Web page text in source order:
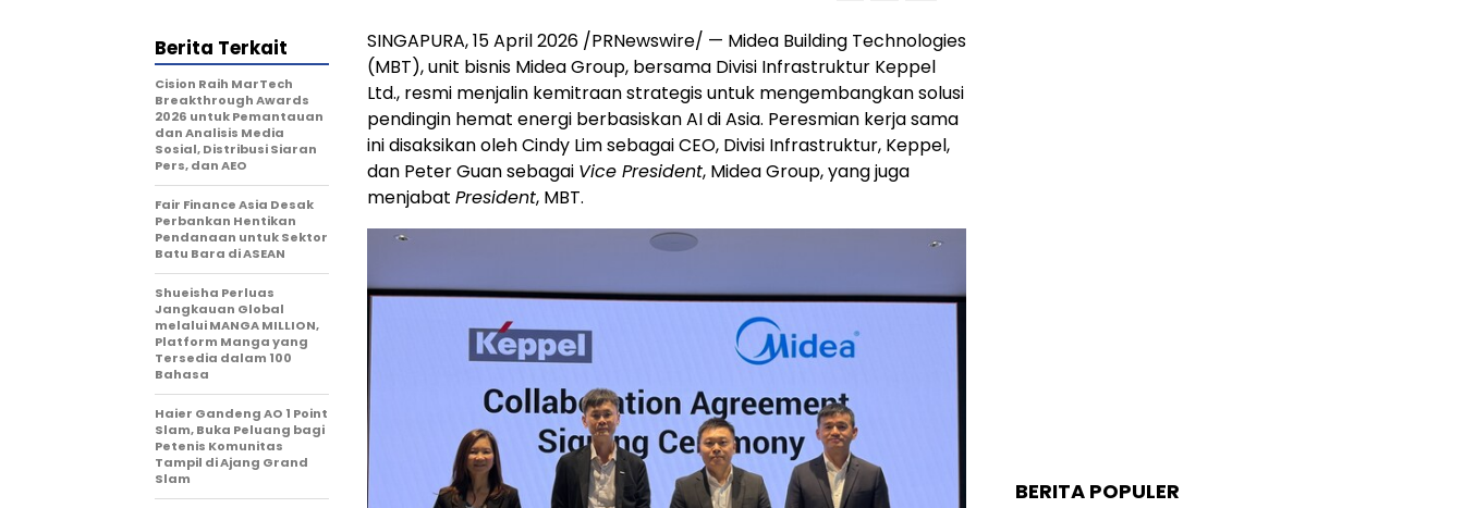
SINGAPURA, 15 April 2026 /PRNewswire/ — Midea Building Technologies
(MBT), unit bisnis Midea Group, bersama Divisi Infrastruktur Keppel
Ltd., resmi menjalin kemitraan strategis untuk mengembangkan solusi
pendingin hemat energi berbasiskan AI di Asia. Peresmian kerja sama
ini disaksikan oleh Cindy Lim sebagai CEO, Divisi Infrastruktur, Keppel,
dan Peter Guan sebagai Vice President, Midea Group, yang juga
menjabat President, MBT.
Berita Terkait
Cision Raih MarTech
Breakthrough Awards
2026 untuk Pemantauan
dan Analisis Media
Sosial, Distribusi Siaran
Pers, dan AEO
Fair Finance Asia Desak
Perbankan Hentikan
Pendanaan untuk Sektor
Batu Bara di ASEAN
Shueisha Perluas
Jangkauan Global
melalui MANGA MILLION,
Platform Manga yang
Tersedia dalam 100
Bahasa
Haier Gandeng AO 1 Point
Slam, Buka Peluang bagi
Petenis Komunitas
Tampil di Ajang Grand
Slam
BERITA POPULER